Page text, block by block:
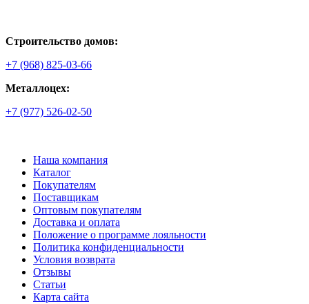
Строительство домов:
+7 (968) 825-03-66
Металлоцех:
+7 (977) 526-02-50
Наша компания
Каталог
Покупателям
Поставщикам
Оптовым покупателям
Доставка и оплата
Положение о программе лояльности
Политика конфиденциальности
Условия возврата
Отзывы
Статьи
Карта сайта